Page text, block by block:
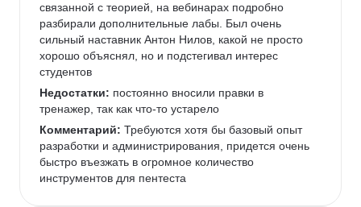
связанной с теорией, на вебинарах подробно
разбирали дополнительные лабы. Был очень
сильный наставник Антон Нилов, какой не просто
хорошо объяснял, но и подстегивал интерес
студентов
Недостатки: постоянно вносили правки в
тренажер, так как что-то устарело
Комментарий: Требуются хотя бы базовый опыт
разработки и администрирования, придется очень
быстро въезжать в огромное количество
инструментов для пентеста